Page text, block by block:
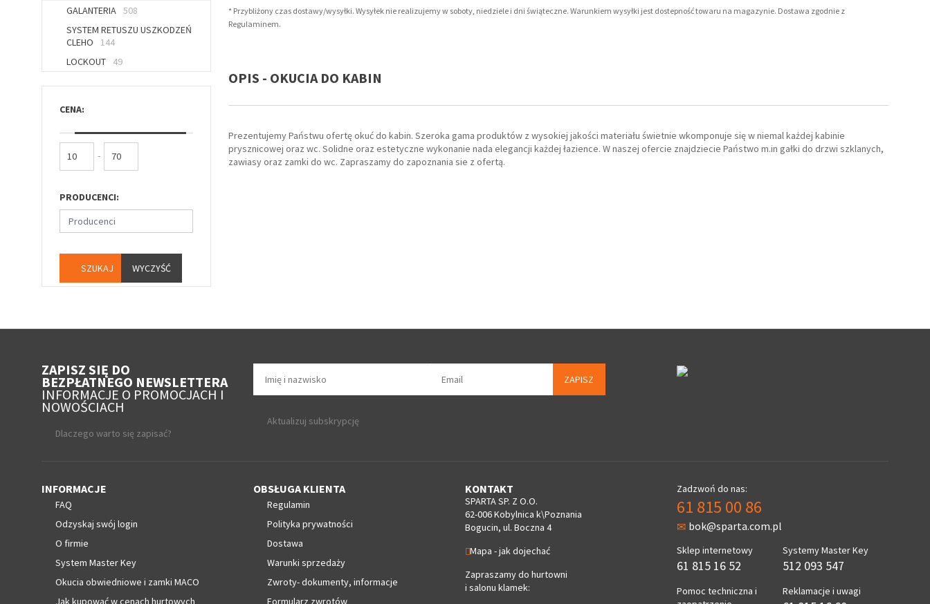
GALANTERIA 508
SYSTEM RETUSZU USZKODZEŃ
CLEHO
144
LOCKOUT
49
CENA:
-
PRODUCENCI:
Producenci
WYCZYŚĆ
* Przybliżony czas dostawy/wysyłki. Wysyłek nie realizujemy w soboty, niedziele i dni świąteczne. Warunkiem wysyłki jest dostepność towaru na magazynie. Dostawa zgodnie z
Regulaminem.
OPIS - OKUCIA DO KABIN
Prezentujemy Państwu ofertę okuć do kabin. Szeroka gama produktów z wysokiej jakości materiału świetnie wkomponuje się w niemal każdej kabinie
prysznicowej oraz wc. Solidne oraz estetyczne wykonanie nada elegancji każdej łazience. W naszej ofercie znajdziecie Państwo m.in gałki do drzwi szklanych,
zawiasy oraz zamki do wc. Zapraszamy do zapoznania sie z ofertą.
ZAPISZ SIĘ DO
BEZPŁATNEGO NEWSLETTERA
INFORMACJE O PROMOCJACH I
NOWOŚCIACH
Dlaczego warto się zapisać?
ZAPISZ
Aktualizuj subskrypcję
INFORMACJE
FAQ
Odzyskaj swój login
O firmie
System Master Key
Okucia obwiedniowe i zamki MACO
Jak kupować w cenach hurtowych
OBSŁUGA KLIENTA
Regulamin
Polityka prywatności
Dostawa
Warunki sprzedaży
Zwroty- dokumenty, informacje
Formularz zwrotów
KONTAKT
SPARTA SP. Z O.O.
62-006 Kobylnica k\Poznania
Bogucin, ul. Boczna 4
Mapa - jak dojechać
Zapraszamy do hurtowni
i salonu klamek:
Zadzwoń do nas:
61 815 00 86
bok@sparta.com.pl
Sklep internetowy
61 815 16 52
Pomoc techniczna i
Systemy Master Key
512 093 547
Reklamacje i uwagi